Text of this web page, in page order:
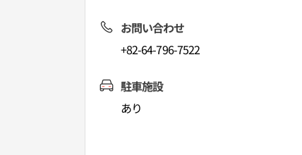
お問い合わせ
+82-64-796-7522
駐車施設
あり